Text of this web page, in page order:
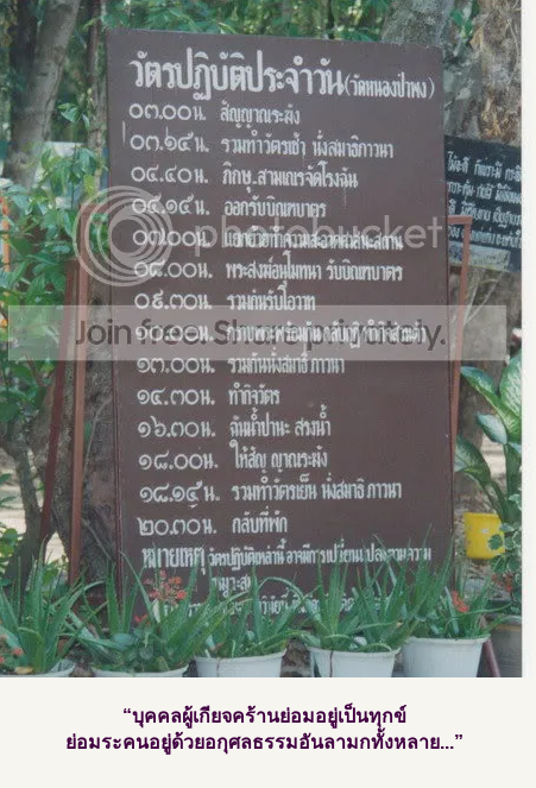
“บุคคลผู้เกียจคร้านย่อมอยู่เป็นทุกข์
ย่อมระคนอยู่ด้วยอกุศลธรรมอันลามกทั้งหลาย...”